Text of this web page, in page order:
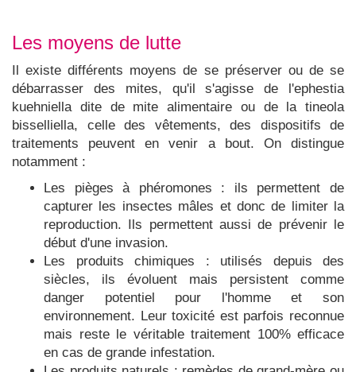
Les moyens de lutte
Il existe différents moyens de se préserver ou de se
débarrasser des mites, qu'il s'agisse de l'ephestia
kuehniella dite de mite alimentaire ou de la tineola
bisselliella, celle des vêtements, des dispositifs de
traitements peuvent en venir a bout. On distingue
notamment :
Les pièges à phéromones : ils permettent de
capturer les insectes mâles et donc de limiter la
reproduction. Ils permettent aussi de prévenir le
début d'une invasion.
Les produits chimiques : utilisés depuis des
siècles, ils évoluent mais persistent comme
danger potentiel pour l'homme et son
environnement. Leur toxicité est parfois reconnue
mais reste le véritable traitement 100% efficace
en cas de grande infestation.